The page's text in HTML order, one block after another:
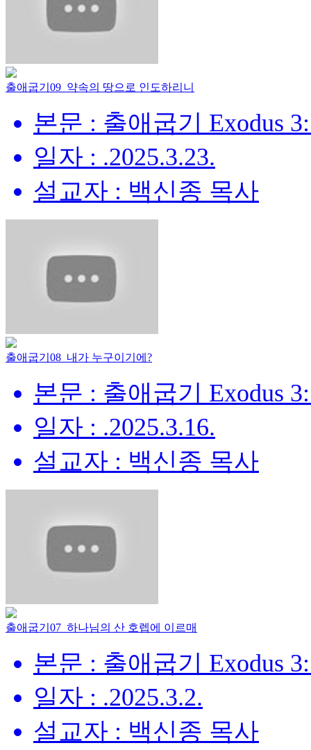
출애굽기09_약속의 땅으로 인도하리니
본문 : 출애굽기 Exodus
일자 : .2025.3.23.
설교자 : 백신종 목사
출애굽기08_내가 누구이기에?
본문 : 출애굽기 Exodus
일자 : .2025.3.16.
설교자 : 백신종 목사
출애굽기07_하나님의 산 호렙에 이르매
본문 : 출애굽기 Exodus
일자 : .2025.3.2.
설교자 : 백신종 목사